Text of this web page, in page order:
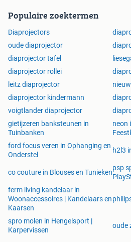
Populaire zoektermen
Diaprojectors
oude diaprojector
diaprojector tafel
diaprojector rollei
leitz diaprojector
diaprojector kindermann
voigtlander diaprojector
gietijzeren banksteunen in
Tuinbanken
neon
ford focus veren in Ophanging en
Onderstel
h2l3
co couture in Blouses en Tunieken
psp
ferm living kandelaar in
Woonaccessoires | Kandelaars en
Kaarsen
spro molen in Hengelsport |
Karpervissen
oude